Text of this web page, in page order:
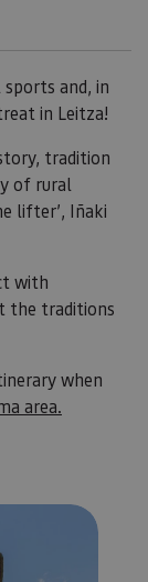
sports and, in
in Leitza!
tradition
of rural
lifter’, Iñaki
with
the traditions
when
area.